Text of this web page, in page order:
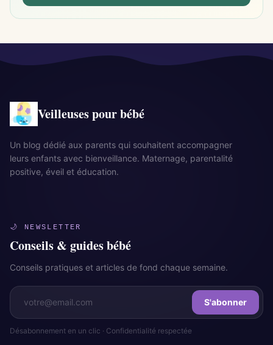
Veilleuses pour bébé
Un blog dédié aux parents qui souhaitent accompagner
leurs enfants avec bienveillance. Maternage, parentalité
positive, éveil et éducation.
🌙 NEWSLETTER
Conseils & guides bébé
Conseils pratiques et articles de fond chaque semaine.
S'abonner
Désabonnement en un clic · Confidentialité respectée